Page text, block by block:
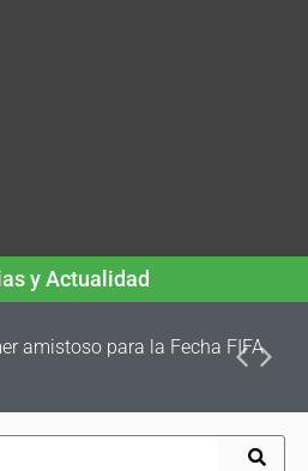
y Actualidad
amistoso para la Fecha FIFA